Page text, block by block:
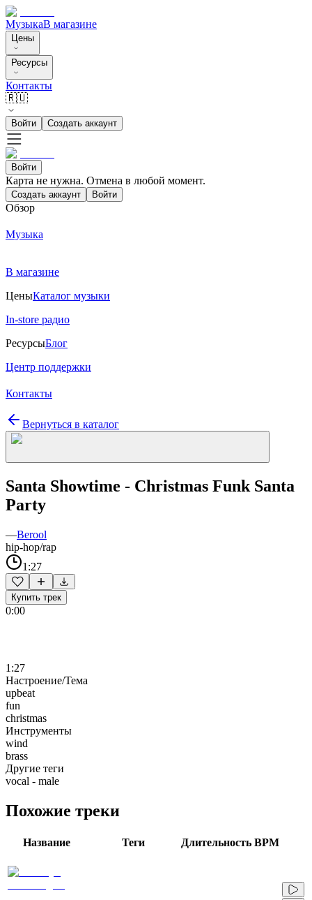
МузыкаВ магазине
Цены
Ресурсы
Контакты
🇷🇺
Войти Создать аккаунт
Войти
Карта не нужна. Отмена в любой момент.
Создать аккаунт Войти
Обзор
Музыка
В магазине
ЦеныКаталог музыки
In-store радио
РесурсыБлог
Центр поддержки
Контакты
Вернуться в каталог
Santa Showtime - Christmas Funk Santa
Party
—Berool
hip-hop/rap
1:27
Купить трек
0:00
1:27
Настроение/Тема
upbeat
fun
christmas
Инструменты
wind
brass
Другие теги
vocal - male
Похожие треки
Название Теги Длительность BPM